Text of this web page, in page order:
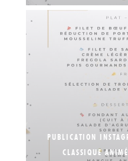
PUBLICATION
CLASSIQUE